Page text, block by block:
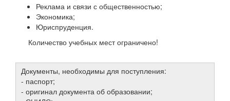
Реклама и связи с общественностью;
Экономика;
Юриспруденция.
Количество учебных мест ограничено!
Документы, необходимы для поступления:
- паспорт;
- оригинал документа об образовании;